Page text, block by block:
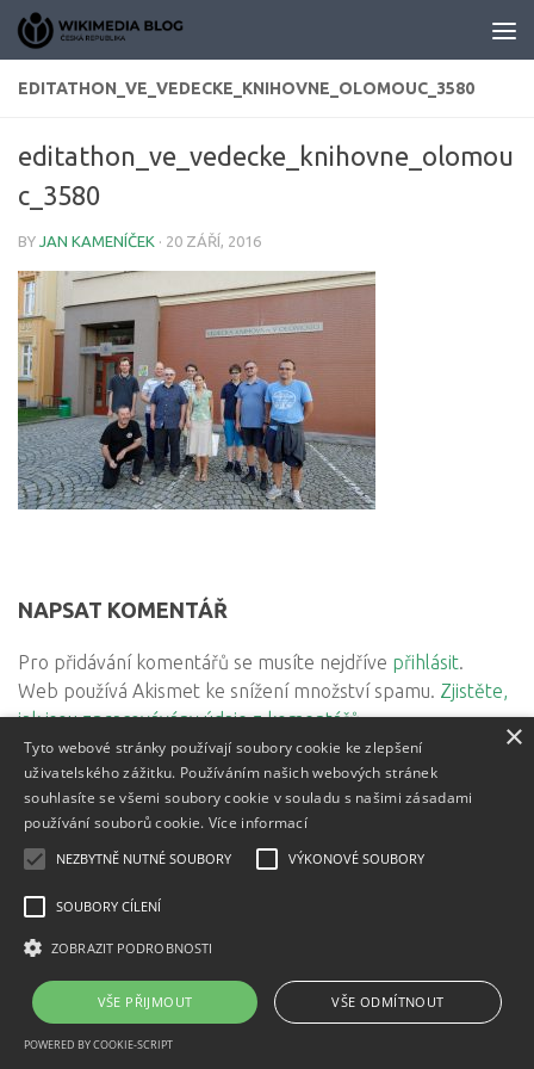
Skip to content
EDITATHON_VE_VEDECKE_KNIHOVNE_OLOMOUC_3580
editathon_ve_vedecke_knihovne_olomou
c_3580
BY JAN KAMENÍČEK · 20 ZÁŘÍ, 2016
NAPSAT KOMENTÁŘ
Pro přidávání komentářů se musíte nejdříve přihlásit.
Web používá Akismet ke snížení množství spamu. Zjistěte,
jak jsou zpracovávány údaje z komentářů.
Textový obsah je zveřejněn pod licencíCreative Commons BY
uvedeny u těchto materiálů.
Powered by
×
Tyto webové stránky používají soubory cookie ke zlepšení
uživatelského zážitku. Používáním našich webových stránek
souhlasíte se všemi soubory cookie v souladu s našimi zásadami
používání souborů cookie. Více informací
NEZBYTNĚ NUTNÉ SOUBORY VÝKONOVÉ SOUBORY
SOUBORY CÍLENÍ
ZOBRAZIT PODROBNOSTI
VŠE PŘIJMOUT VŠE ODMÍTNOUT
POWERED BY COOKIE-SCRIPT